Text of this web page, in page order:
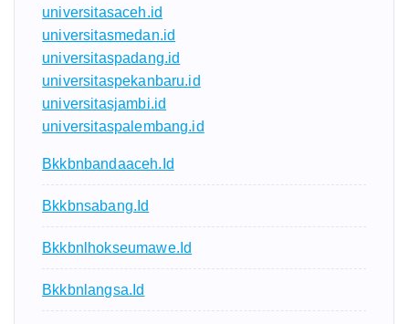
universitasaceh.id
universitasmedan.id
universitaspadang.id
universitaspekanbaru.id
universitasjambi.id
universitaspalembang.id
Bkkbnbandaaceh.id
Bkkbnsabang.id
Bkkbnlhokseumawe.id
Bkkbnlangsa.id